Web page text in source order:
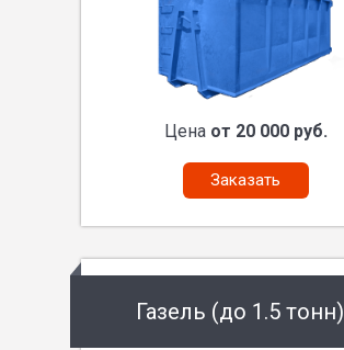
Цена от 20 000 руб.
Заказать
Газель (до 1.5 тонн)